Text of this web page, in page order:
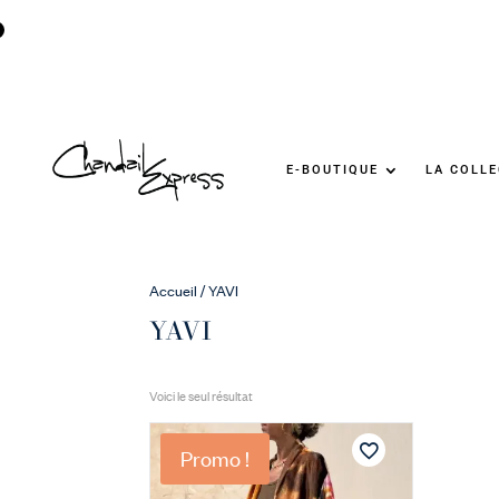
E-BOUTIQUE LA
Accueil / YAVI
YAVI
Voici le seul résultat
Promo !